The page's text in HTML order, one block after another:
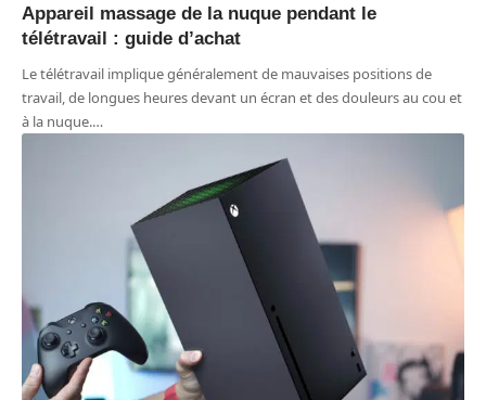
Appareil massage de la nuque pendant le
télétravail : guide d’achat
Le télétravail implique généralement de mauvaises positions de
travail, de longues heures devant un écran et des douleurs au cou et
à la nuque.…